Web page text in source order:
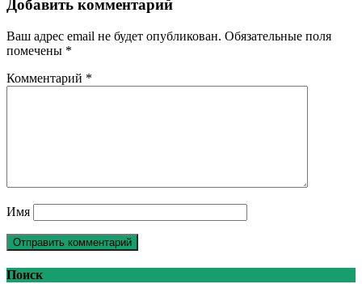
Добавить комментарий
Ваш адрес email не будет опубликован. Обязательные поля
помечены *
Комментарий *
Имя
Поиск